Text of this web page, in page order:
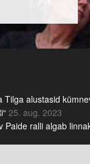
Tilga alustasid
25. aug. 2023
Paide ralli algab